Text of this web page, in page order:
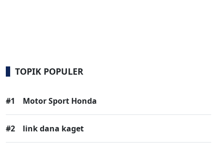
TOPIK POPULER
#1 Motor Sport Honda
#2 link dana kaget